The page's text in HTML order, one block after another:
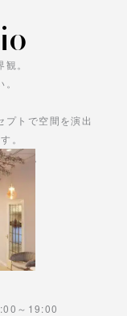
。
プトで空間を演出
。
さい。
～19:00